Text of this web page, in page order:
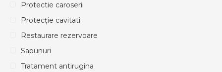
Protectie caroserii
Protecție cavitati
Restaurare rezervoare
Sapunuri
Tratament antirugina